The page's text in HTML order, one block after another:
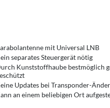
mit Universal LNB
separates Steuergerät nötig
Kunststoffhaube bestmöglich
Updates bei Transponder-
an einem beliebigen Ort